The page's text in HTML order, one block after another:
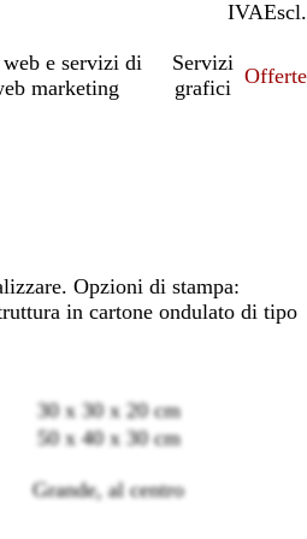
IVAIncl.
Escl.
e servizi di
marketing
Servizi
grafici
Offerte
Opzioni di stampa:
in cartone ondulato di tipo
30 x 30 x 20 cm
50 x 40 x 30 cm
Grande, al centro